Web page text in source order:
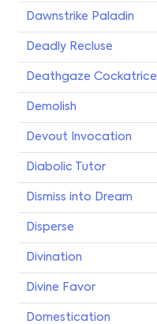
Dawnstrike Paladin
Deadly Recluse
Deathgaze Cockatrice
Demolish
Devout Invocation
Diabolic Tutor
Dismiss into Dream
Disperse
Divination
Divine Favor
Domestication